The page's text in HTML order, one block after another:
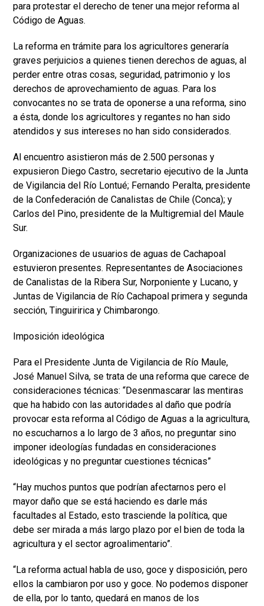
para protestar el derecho de tener una mejor reforma al
Código de Aguas.
La reforma en trámite para los agricultores generaría
graves perjuicios a quienes tienen derechos de aguas, al
perder entre otras cosas, seguridad, patrimonio y los
derechos de aprovechamiento de aguas. Para los
convocantes no se trata de oponerse a una reforma, sino
a ésta, donde los agricultores y regantes no han sido
atendidos y sus intereses no han sido considerados.
Al encuentro asistieron más de 2.500 personas y
expusieron Diego Castro, secretario ejecutivo de la Junta
de Vigilancia del Río Lontué; Fernando Peralta, presidente
de la Confederación de Canalistas de Chile (Conca); y
Carlos del Pino, presidente de la Multigremial del Maule
Sur.
Organizaciones de usuarios de aguas de Cachapoal
estuvieron presentes. Representantes de Asociaciones
de Canalistas de la Ribera Sur, Norponiente y Lucano, y
Juntas de Vigilancia de Río Cachapoal primera y segunda
sección, Tinguiririca y Chimbarongo.
Imposición ideológica
Para el Presidente Junta de Vigilancia de Río Maule,
José Manuel Silva, se trata de una reforma que carece de
consideraciones técnicas: “Desenmascarar las mentiras
que ha habido con las autoridades al daño que podría
provocar esta reforma al Código de Aguas a la agricultura,
no escucharnos a lo largo de 3 años, no preguntar sino
imponer ideologías fundadas en consideraciones
ideológicas y no preguntar cuestiones técnicas”
“Hay muchos puntos que podrían afectarnos pero el
mayor daño que se está haciendo es darle más
facultades al Estado, esto trasciende la política, que
debe ser mirada a más largo plazo por el bien de toda la
agricultura y el sector agroalimentario”.
“La reforma actual habla de uso, goce y disposición, pero
ellos la cambiaron por uso y goce. No podemos disponer
de ella, por lo tanto, quedará en manos de los